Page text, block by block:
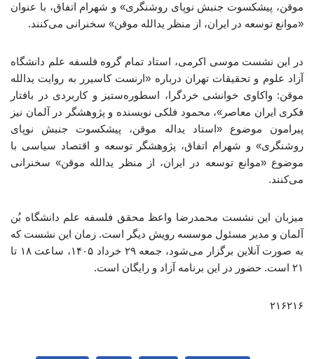
موقن، پیشکسوت جنبش نوپای روشنگری» و شهرام اتفاق، با عنوان
«موانع توسعه در ایران، از منظر یدالله موقن» سخنرانی می‌کنند.
در این نشست موسی اکرمی، استاد تمام گروه فلسفه علم دانشگاه
آزاد علوم و تحقیقات تهران درباره «ارنست کاسیرر به روایت یدالله
موقن: واکاوی خوانشی خردگرا، اسطوره‌ستیز و کاربردی در بافتار
فکری ایران معاصر»، محمود فلکی نویسنده و پژوهشگر در آلمان نیز
پیرامون موضوع «استاد یداله موقن، پیشکسوت جنبش نوپای
روشنگری» و شهرام اتفاق، پژوهشگر توسعه و اقتصاد سیاسی با
موضوع «موانع توسعه در ایران، از منظر یدالله موقن» سخنرانی
می‌کنند.
میزبان این نشست محمدرضا واعظ محقق فلسفه علم دانشگاه بُن
آلمان و مدیر مسئول موسسه رویش دیگر است. زمان این نشست که
به صورت آنلاین برگزار می‌شود، جمعه ۲۹ خرداد ۱۴۰۵، ساعت ۱۸ تا
۲۱ است. حضور در این برنامه آزاد و رایگان است‌.
۲۱۶۲۱۶